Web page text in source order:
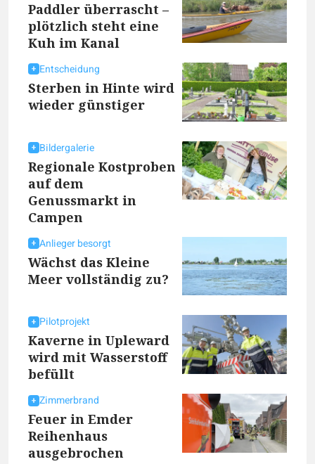
Paddler überrascht –
plötzlich steht eine
Kuh im Kanal
Entscheidung
Sterben in Hinte wird
wieder günstiger
Bildergalerie
Regionale Kostproben
auf dem
Genussmarkt in
Campen
Anlieger besorgt
Wächst das Kleine
Meer vollständig zu?
Pilotprojekt
Kaverne in Upleward
wird mit Wasserstoff
befüllt
Zimmerbrand
Feuer in Emder
Reihenhaus
ausgebrochen